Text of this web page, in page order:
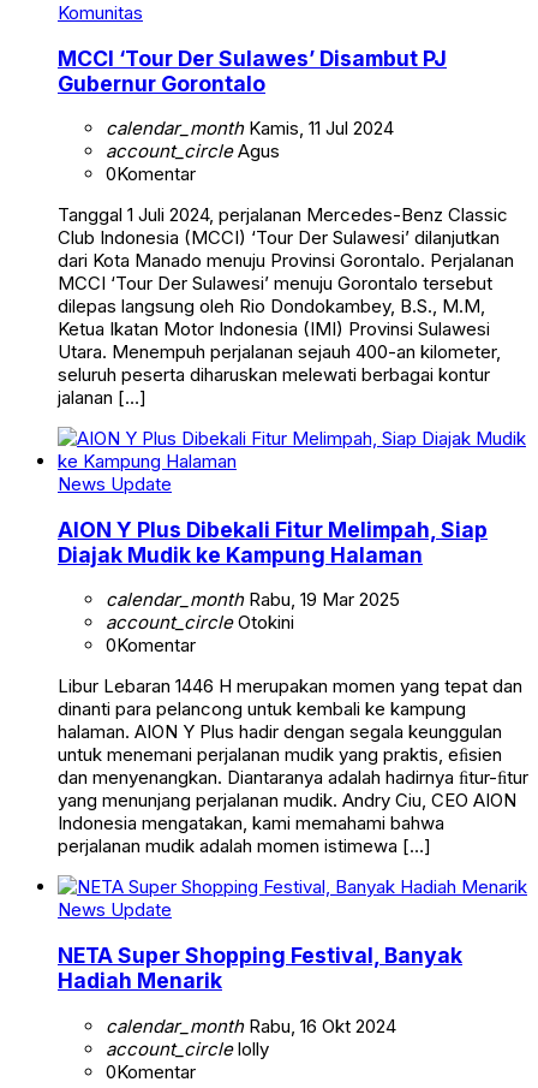
Komunitas
MCCI ‘Tour Der Sulawes’ Disambut PJ
Gubernur Gorontalo
calendar_monthKamis, 11 Jul 2024
account_circleAgus
0Komentar
Tanggal 1 Juli 2024, perjalanan Mercedes-Benz Classic
Club Indonesia (MCCI) ‘Tour Der Sulawesi’ dilanjutkan
dari Kota Manado menuju Provinsi Gorontalo. Perjalanan
MCCI ‘Tour Der Sulawesi’ menuju Gorontalo tersebut
dilepas langsung oleh Rio Dondokambey, B.S., M.M,
Ketua Ikatan Motor Indonesia (IMI) Provinsi Sulawesi
Utara. Menempuh perjalanan sejauh 400-an kilometer,
seluruh peserta diharuskan melewati berbagai kontur
jalanan […]
News Update
AION Y Plus Dibekali Fitur Melimpah, Siap
Diajak Mudik ke Kampung Halaman
calendar_monthRabu, 19 Mar 2025
account_circleOtokini
0Komentar
Libur Lebaran 1446 H merupakan momen yang tepat dan
dinanti para pelancong untuk kembali ke kampung
halaman. AION Y Plus hadir dengan segala keunggulan
untuk menemani perjalanan mudik yang praktis, eﬁsien
dan menyenangkan. Diantaranya adalah hadirnya ﬁtur-ﬁtur
yang menunjang perjalanan mudik. Andry Ciu, CEO AION
Indonesia mengatakan, kami memahami bahwa
perjalanan mudik adalah momen istimewa […]
News Update
NETA Super Shopping Festival, Banyak
Hadiah Menarik
calendar_monthRabu, 16 Okt 2024
account_circlelolly
0Komentar